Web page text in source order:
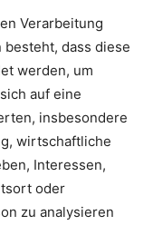
Verarbeitung
dass diese
werden, um
auf eine
insbesondere
wirtschaftliche
Interessen,
oder
zu analysieren